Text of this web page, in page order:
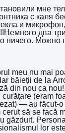
мне
с каля
и
два
ничего. Можно
meu nu mai
băieții de la
din nou ca nou!
(eram
— au făcut-o
cerut să se facă
găzduit.
lor